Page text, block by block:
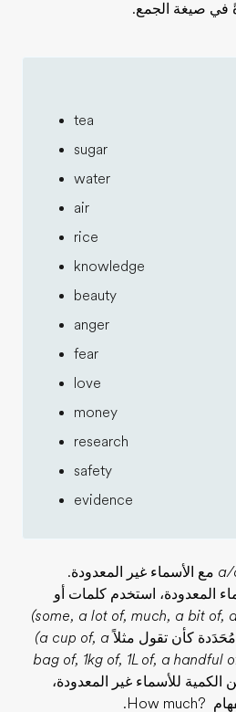
في صيغة الجمع.
tea
sugar
water
air
rice
knowledge
beauty
anger
fear
love
money
research
safety
evidence
a/ مع الأسماء غير المعدودة.
المعدودة، استخدم كلمات أو
(some, a lot of, much, a bit of,
كأن تقول مثلاً(a cup of, a
bag of, 1kg of, 1L of, a handful
للأسماء غير المعدودة،
How much?
.